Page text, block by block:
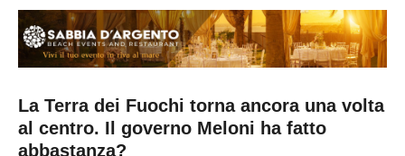
La Terra dei Fuochi torna ancora una volta
al centro. Il governo Meloni ha fatto
abbastanza?